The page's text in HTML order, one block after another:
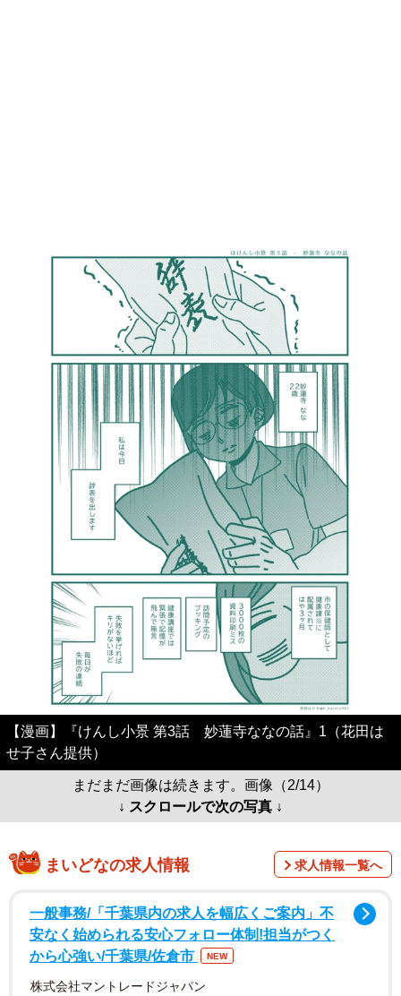
【漫画】『けんし小景 第3話 妙蓮寺ななの話』1（花田は
せ子さん提供）
まだまだ画像は続きます。画像（2/14）
↓ スクロールで次の写真 ↓
まいどなの求人情報 求人情報一覧へ
一般事務/「千葉県内の求人を幅広くご案内」不
安なく始められる安心フォロー体制!担当がつく
から心強い/千葉県/佐倉市
NEW
株式会社マントレードジャパン